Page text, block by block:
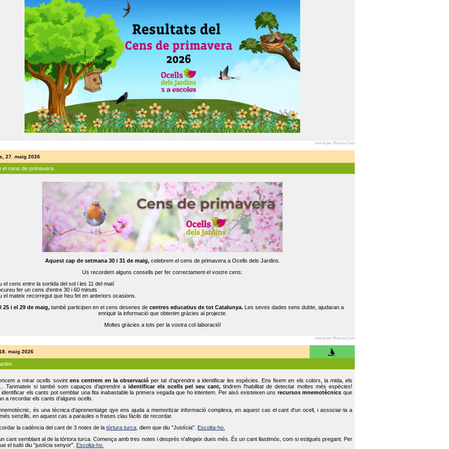
enviat per Marina Cuito
27. maig 2026
el cens de primavera
Aquest cap de setmana 30 i 31 de maig,celebrem el cens de primavera a Ocells dels Jardins.
Us recordem alguns consells per fer correctament el vostre cens:
el cens entre la sortida del sol i les 11 del matí
fer un cens d'entre 30 i 60 minuts
el mateix recorregut que heu fet en anteriors ocasions.
25 i el 29 de maig,també participen en el cens desenes de centres educatius de tot Catalunya.Les seves dades sens dubte, ajudaran a
enriquir la informació que obtenim gràcies al projecte.
Moltes gràcies a tots per la vostra col·laboració!
enviat per Marina Cuito
maig 2026
a mirar ocells sovint ens centrem en la observació per tal d’aprendre a identificar les espècies. Ens fixem en els colors, la mida, els
Tanmateix si també som capaços d’aprendre a identificar els ocells pel seu cant, tindrem l'habilitat de detectar moltes més espècies!
els cants pot semblar una fita inabastable la primera vegada que ho intentem. Per això existeixen uns recursos mnemotècnics que
a recordar els cants d’alguns ocells.
és una tècnica d'aprenentatge qye ens ajuda a memoritzar informació complexa, en aquest cas el cant d'un ocell, i associar-la a
senzills, en aquest cas a paraules o frases clau fàcils de recordar.
la cadència del cant de 3 notes de la tórtura turca , diem que diu "Justícia".
Escolta-ho.
cant semblant al de la tórtora turca. Comença amb tres notes i després n'afegeix dues més. És un cant llastimós, com si estigués pregant. Per
el tudó diu "justícia senyor".
Escolta-ho.